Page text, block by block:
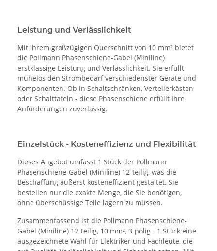
Leistung und Verlässlichkeit
Mit ihrem großzügigen Querschnitt von 10 mm² bietet
die Pollmann Phasenschiene-Gabel (Miniline)
erstklassige Leistung und Verlässlichkeit. Sie erfüllt
mühelos den Strombedarf verschiedenster Geräte und
Komponenten. Ob in Schaltschränken, Verteilerkästen
oder Schalttafeln - diese Phasenschiene erfüllt Ihre
Anforderungen zuverlässig.
Einzelstück - Kosteneffizienz und Flexibilität
Dieses Angebot umfasst 1 Stück der Pollmann
Phasenschiene-Gabel (Miniline) 12-teilig, was die
Beschaffung äußerst kosteneffizient gestaltet. Sie
bestellen nur die exakte Menge, die Sie benötigen,
ohne überschüssige Teile lagern zu müssen.
Zusammenfassend ist die Pollmann Phasenschiene-
Gabel (Miniline) 12-teilig, 10 mm², 3-polig - 1 Stück eine
ausgezeichnete Wahl für Elektriker und Fachleute, die